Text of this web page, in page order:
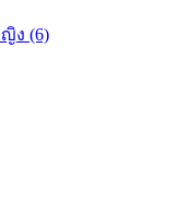
ญิง (6)